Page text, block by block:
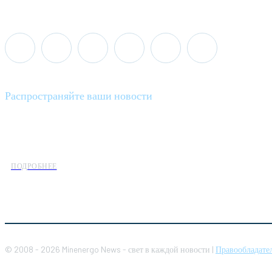
Распространяйте ваши новости
ПОДРОБНЕЕ
© 2008 - 2026 Minenergo News - свет в каждой новости |